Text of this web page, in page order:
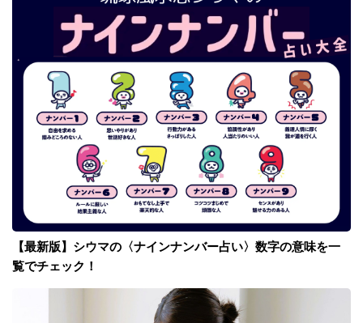
【最新版】シウマの〈ナインナンバー占い〉数字の意味を一
覧でチェック！